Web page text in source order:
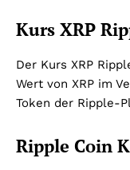
Kurs XRP
Der Kurs XRP
Wert von XRP im
Token der Ripple-
Ripple Coin